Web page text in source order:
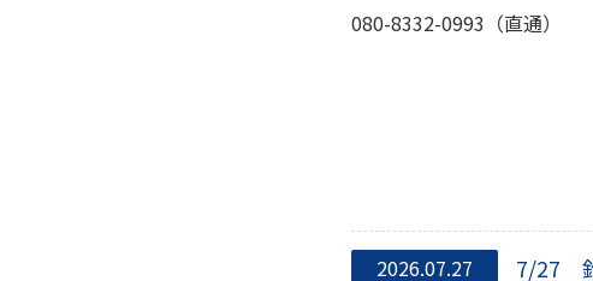
080-8332-0993（直通）
2026.07.27 7/27